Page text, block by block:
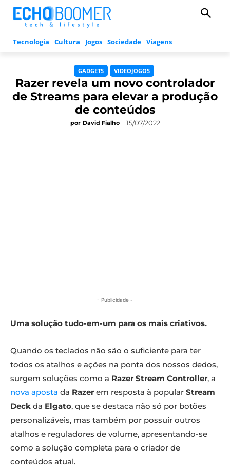
Tecnologia Cultura Jogos Sociedade Viagens
GADGETS VIDEOJOGOS
Razer revela um novo controlador
de Streams para elevar a produção
de conteúdos
por David Fialho 15/07/2022
- Publicidade -
Uma solução tudo-em-um para os mais criativos.
Quando os teclados não são o suficiente para ter
todos os atalhos e ações na ponta dos nossos dedos,
surgem soluções como a Razer Stream Controller, a
nova aposta da Razer em resposta à popular Stream
Deck da Elgato, que se destaca não só por botões
personalizáveis, mas também por possuir outros
atalhos e reguladores de volume, apresentando-se
como a solução completa para o criador de
conteúdos atual.